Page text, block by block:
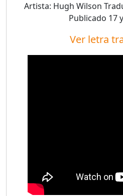
Artista: Hugh Wilson
Publicado 17
Ver letra